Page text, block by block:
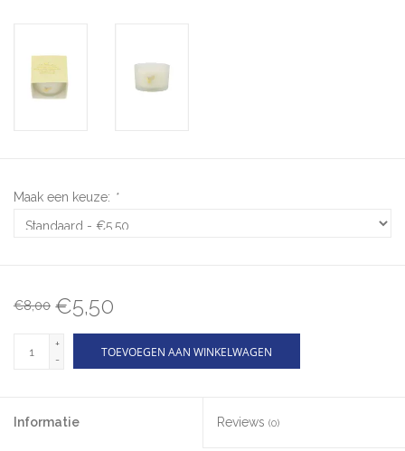
Maak een keuze: *
€8,00 €5,50
+
-
TOEVOEGEN AAN WINKELWAGEN
Informatie Reviews (0)